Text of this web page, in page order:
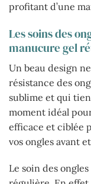
profitant d’une
Les soins des
manucure gel
Un beau design
résistance des
sublime et qui
moment idéal
efficace et ciblée
vos ongles avant
Le soin des